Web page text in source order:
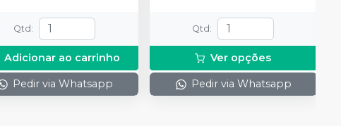
do gel e 1 Top Dam
2g.Qtd :
Adicionar ao carrinho
Pedir via Whatsapp
Qtd :
Ver opções
Pedir via Whatsapp